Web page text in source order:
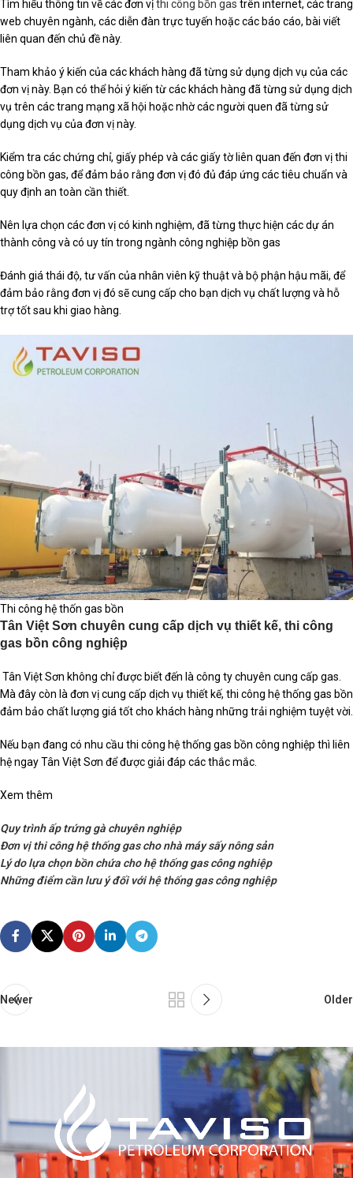
Tìm hiểu thông tin về các đơn vịthi công bồn gas trên internet, các trang
web chuyên ngành, các diễn đàn trực tuyến hoặc các báo cáo, bài viết
liên quan đến chủ đề này.
Tham khảo ý kiến của các khách hàng đã từng sử dụng dịch vụ của các
đơn vị này. Bạn có thể hỏi ý kiến từ các khách hàng đã từng sử dụng dịch
vụ trên các trang mạng xã hội hoặc nhờ các người quen đã từng sử
dụng dịch vụ của đơn vị này.
Kiểm tra các chứng chỉ, giấy phép và các giấy tờ liên quan đến đơn vị thi
công bồn gas, để đảm bảo rằng đơn vị đó đủ đáp ứng các tiêu chuẩn và
quy định an toàn cần thiết.
Nên lựa chọn các đơn vị có kinh nghiệm, đã từng thực hiện các dự án
thành công và có uy tín trong ngành công nghiệp bồn gas
Đánh giá thái độ, tư vấn của nhân viên kỹ thuật và bộ phận hậu mãi, để
đảm bảo rằng đơn vị đó sẽ cung cấp cho bạn dịch vụ chất lượng và hỗ
trợ tốt sau khi giao hàng.
Thi công hệ thốn gas bồn
Tân Việt Sơn chuyên cung cấp dịch vụ thiết kế, thi công
gas bồn công nghiệp
Tân Việt Sơn không chỉ được biết đến là công ty chuyên cung cấp gas.
Mà đây còn là đơn vị cung cấp dịch vụ thiết kế, thi công hệ thống gas bồn
đảm bảo chất lượng giá tốt cho khách hàng những trải nghiệm tuyệt vời.
Nếu bạn đang có nhu cầu thi công hệ thống gas bồn công nghiệp thì liên
hệ ngay Tân Việt Sơn để được giải đáp các thắc mắc.
Xem thêm
Quy trình ấp trứng gà chuyên nghiệp
Đơn vị thi công hệ thống gas cho nhà máy sấy nông sản
Lý do lựa chọn bồn chứa cho hệ thống gas công nghiệp
Những điểm cần lưu ý đối với hệ thống gas công nghiệp
Newer Older